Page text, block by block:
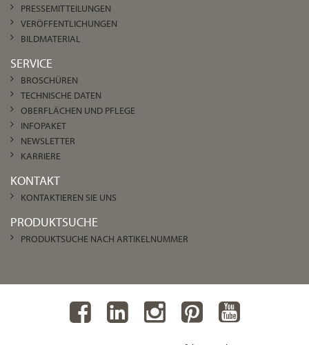
PRESSEMITTEILUNGEN
VERÖFFENTLICHUNGEN
BILDMATERIAL
SERVICE
BROSCHÜREN
TECHNISCHE DATEN
OBERFLÄCHEN UND PFLEGE
INFOPAKET
NEWSLETTER
KARRIERE
KONTAKT
KONTAKTIEREN SIE UNS
PRODUKTSUCHE
PRODUKTSUCHE NACH ARTIKELNUMMER